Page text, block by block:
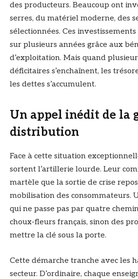
des producteurs. Beaucoup ont
serres, du matériel moderne, des
sélectionnées. Ces
sur plusieurs années grâce aux
d’exploitation. Mais quand
déficitaires s’enchaînent, les
les dettes s’accumulent.
Un appel inédit de la
distribution
Face à cette situation
sortent l’artillerie lourde. Leur
martèle que la sortie de crise
mobilisation des consommateurs.
qui ne passe pas par quatre
choux-fleurs français, sinon des
mettre la clé sous la porte.
Cette démarche tranche avec les
secteur. D’ordinaire, chaque